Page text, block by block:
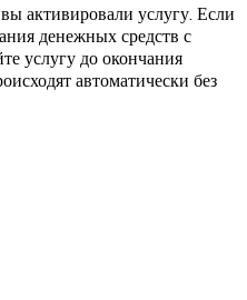
активировали услугу. Если
денежных средств с
услугу до окончания
автоматически без